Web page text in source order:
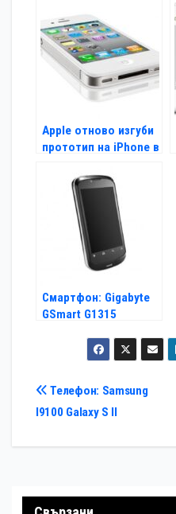
Apple отново изгуби
прототип на iPhone в
Смартфон: Gigabyte
GSmart G1315
Навигация
Телефон: Samsung
I9100 Galaxy S II